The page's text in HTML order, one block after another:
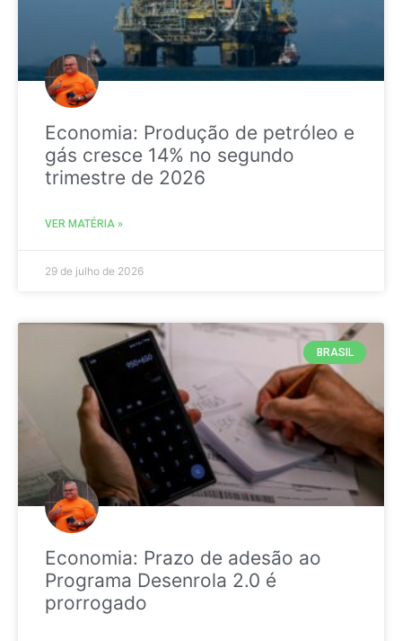
Economia: Produção de petróleo e
gás cresce 14% no segundo
trimestre de 2026
VER MATÉRIA »
29 de julho de 2026
BRASIL
Economia: Prazo de adesão ao
Programa Desenrola 2.0 é
prorrogado